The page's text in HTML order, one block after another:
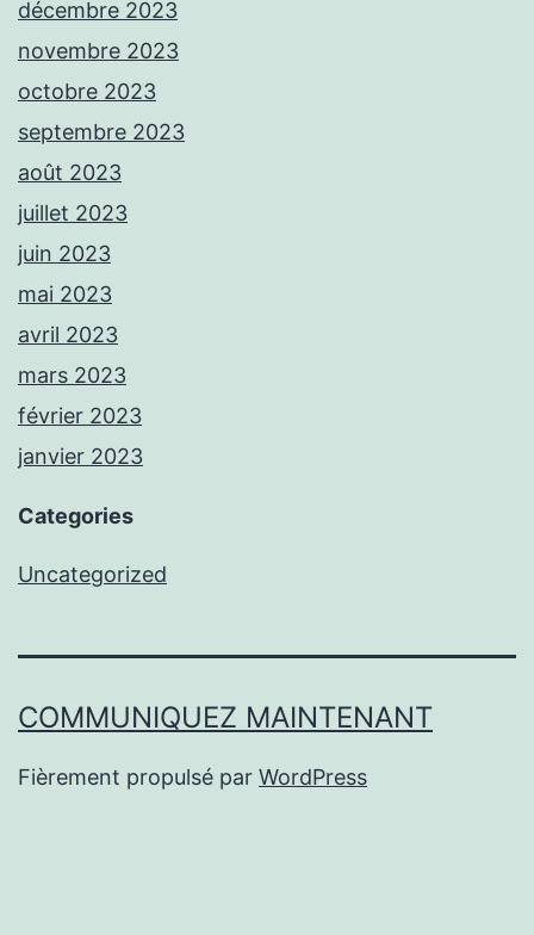
décembre 2023
novembre 2023
octobre 2023
septembre 2023
août 2023
juillet 2023
juin 2023
mai 2023
avril 2023
mars 2023
février 2023
janvier 2023
Categories
Uncategorized
COMMUNIQUEZ MAINTENANT
Fièrement propulsé par WordPress